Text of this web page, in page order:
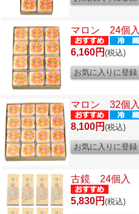
マロン 24個入
6,160円 (税込)
マロン 32個入
8,100円 (税込)
古鏡 24個入
5,830円 (税込)